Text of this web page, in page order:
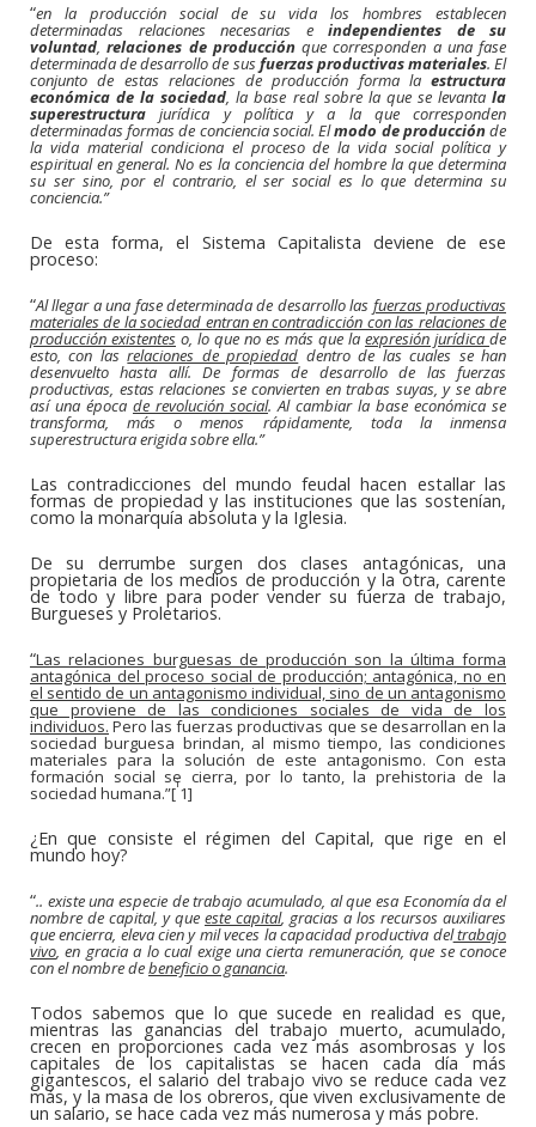
“en la producción social de su vida los hombres establecen
determinadas relaciones necesarias e independientes de su
voluntad,relaciones de producciónque corresponden a una fase
determinada de desarrollo de susfuerzas productivas materiales. El
conjunto de estas relaciones de producción forma la estructura
económica de la sociedad, la base real sobre la que se levanta la
superestructura jurídica y política y a la que corresponden
determinadas formas de conciencia social. Elmodo de producciónde
la vida material condiciona el proceso de la vida social política y
espiritual en general. No es la conciencia del hombre la que determina
su ser sino, por el contrario, el ser social es lo que determina su
conciencia.”
De esta forma, el Sistema Capitalista deviene de ese
proceso:
“Al llegar a una fase determinada de desarrollo las fuerzas productivas
materiales de la sociedad entran en contradicción con las relaciones de
producción existentes o, lo que no es más que la expresión jurídica de
esto, con lasrelaciones de propiedad dentro de las cuales se han
desenvuelto hasta allí. De formas de desarrollo de las fuerzas
productivas, estas relaciones se convierten en trabas suyas, y se abre
así una época de revolución social. Al cambiar la base económica se
transforma, más o menos rápidamente, toda la inmensa
superestructura erigida sobre ella.”
Las contradicciones del mundo feudal hacen estallar las
formas de propiedad y las instituciones que las sostenían,
como la monarquía absoluta y la Iglesia.
De su derrumbe surgen dos clases antagónicas, una
propietaria de los medios de producción y la otra, carente
de todo y libre para poder vender su fuerza de trabajo,
Burgueses y Proletarios.
“Las relaciones burguesas de producción son la última forma
antagónica del proceso social de producción; antagónica, no en
el sentido de un antagonismo individual, sino de un antagonismo
que proviene de las condiciones sociales de vida de los
individuos. Pero las fuerzas productivas que se desarrollan en la
sociedad burguesa brindan, al mismo tiempo, las condiciones
materiales para la solución de este antagonismo. Con esta
formación social se cierra, por lo tanto, la prehistoria de la
sociedad humana.”[i1]
¿En que consiste el régimen del Capital, que rige en el
mundo hoy?
“.. existe una especie de trabajo acumulado, al que esa Economía da el
nombre de capital, y que este capital, gracias a los recursos auxiliares
que encierra, eleva cien y mil veces la capacidad productiva deltrabajo
vivo, en gracia a lo cual exige una cierta remuneración, que se conoce
con el nombre debeneficio o ganancia.
Todos sabemos que lo que sucede en realidad es que,
mientras las ganancias del trabajo muerto, acumulado,
crecen en proporciones cada vez más asombrosas y los
capitales de los capitalistas se hacen cada día más
gigantescos, el salario del trabajo vivo se reduce cada vez
más, y la masa de los obreros, que viven exclusivamente de
un salario, se hace cada vez más numerosa y más pobre.